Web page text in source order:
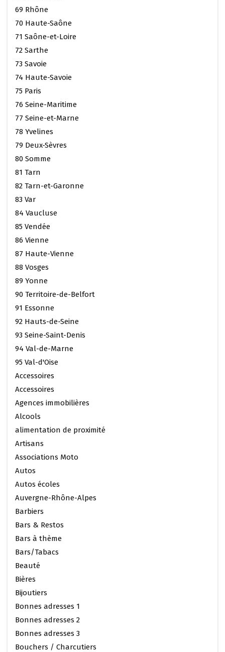
69 Rhône
70 Haute-Saône
71 Saône-et-Loire
72 Sarthe
73 Savoie
74 Haute-Savoie
75 Paris
76 Seine-Maritime
77 Seine-et-Marne
78 Yvelines
79 Deux-Sèvres
80 Somme
81 Tarn
82 Tarn-et-Garonne
83 Var
84 Vaucluse
85 Vendée
86 Vienne
87 Haute-Vienne
88 Vosges
89 Yonne
90 Territoire-de-Belfort
91 Essonne
92 Hauts-de-Seine
93 Seine-Saint-Denis
94 Val-de-Marne
95 Val-d'Oise
Accessoires
Accessoires
Agences immobilières
Alcools
alimentation de proximité
Artisans
Associations Moto
Autos
Autos écoles
Auvergne-Rhône-Alpes
Barbiers
Bars & Restos
Bars à thème
Bars/Tabacs
Beauté
Bières
Bijoutiers
Bonnes adresses 1
Bonnes adresses 2
Bonnes adresses 3
Bouchers / Charcutiers